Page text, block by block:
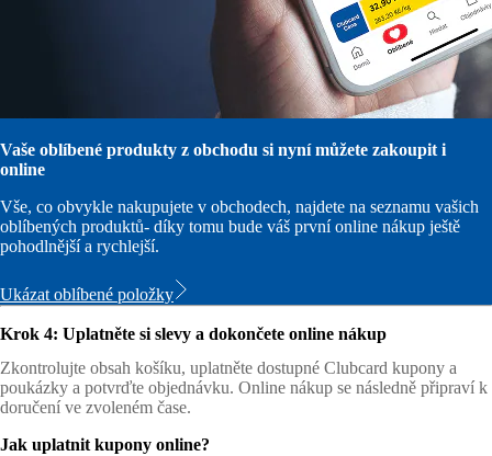
Vaše oblíbené produkty z obchodu si nyní můžete zakoupit i
online
Vše, co obvykle nakupujete v obchodech, najdete na seznamu vašich
oblíbených produktů- díky tomu bude váš první online nákup ještě
pohodlnější a rychlejší.
Ukázat oblíbené položky
Krok 4: Uplatněte si slevy a dokončete online nákup
Zkontrolujte obsah košíku, uplatněte dostupné Clubcard kupony a
poukázky a potvrďte objednávku. Online nákup se následně připraví k
doručení ve zvoleném čase.
Jak uplatnit kupony online?